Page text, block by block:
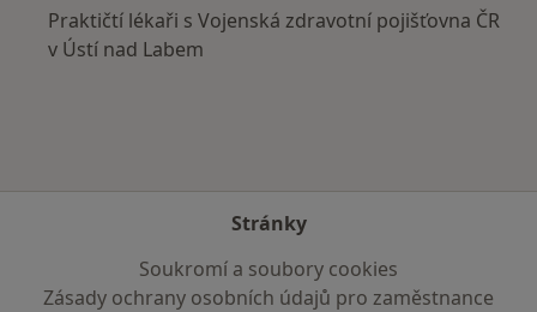
Praktičtí lékaři s Vojenská zdravotní pojišťovna ČR
v Ústí nad Labem
Stránky
Soukromí a soubory cookies
Zásady ochrany osobních údajů pro zaměstnance